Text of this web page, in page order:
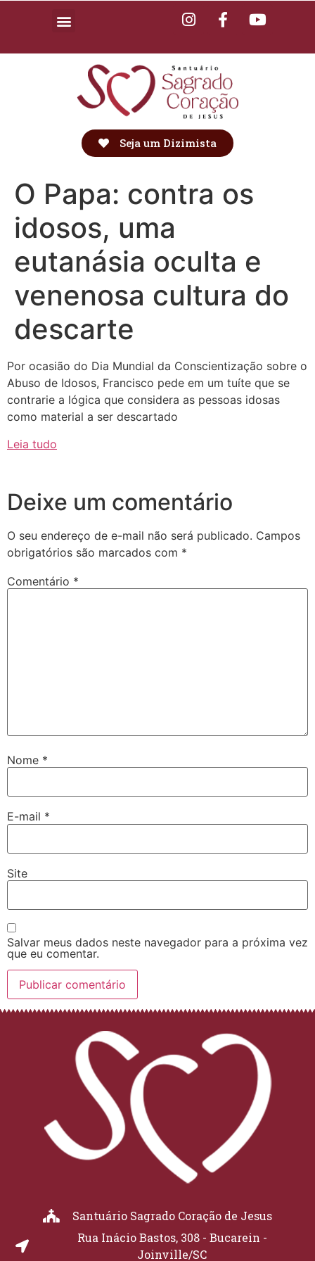
Seja um Dizimista
O Papa: contra os
idosos, uma
eutanásia oculta e
venenosa cultura do
descarte
Por ocasião do Dia Mundial da Conscientização sobre o
Abuso de Idosos, Francisco pede em um tuíte que se
contrarie a lógica que considera as pessoas idosas
como material a ser descartado
Leia tudo
Deixe um comentário
O seu endereço de e-mail não será publicado. Campos
obrigatórios são marcados com *
Comentário *
Nome *
E-mail *
Site
Salvar meus dados neste navegador para a próxima vez
que eu comentar.
Santuário Sagrado Coração de Jesus
Rua Inácio Bastos, 308 - Bucarein -
Joinville/SC